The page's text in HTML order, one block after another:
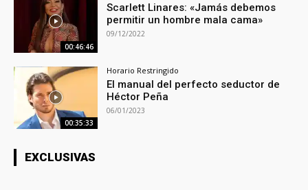
00:46:46
Scarlett Linares: «Jamás debemos
permitir un hombre mala cama»
09/12/2022
00:35:33
Horario Restringido
El manual del perfecto seductor de
Héctor Peña
06/01/2023
EXCLUSIVAS